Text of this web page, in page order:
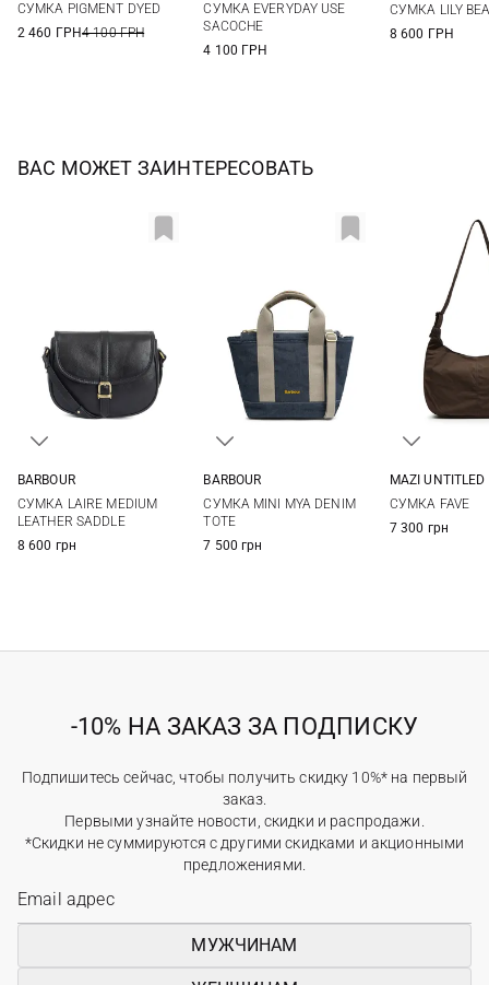
СУМКА PIGMENT DYED
2 460 ГРН4 100 ГРН
СУМКА EVERYDAY USE
SACOCHE
4 100 ГРН
СУМКА LILY
8 600 ГРН
ВАС МОЖЕТ ЗАИНТЕРЕСОВАТЬ
BARBOUR
СУМКА LAIRE MEDIUM
LEATHER SADDLE
8 600 грн
BARBOUR
СУМКА MINI MYA DENIM
TOTE
7 500 грн
MAZI UNTITLED
СУМКА FAVE
7 300 грн
-10% НА ЗАКАЗ ЗА ПОДПИСКУ
Подпишитесь сейчас, чтобы получить скидку 10%* на первый
заказ.
Первыми узнайте новости, скидки и распродажи.
*Скидки не суммируются с другими скидками и акционными
предложениями.
МУЖЧИНАМ